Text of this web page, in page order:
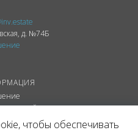
д. №74Б
сайта
данных
чтобы обеспечивать